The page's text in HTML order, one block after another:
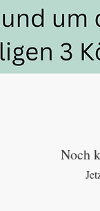
Noch